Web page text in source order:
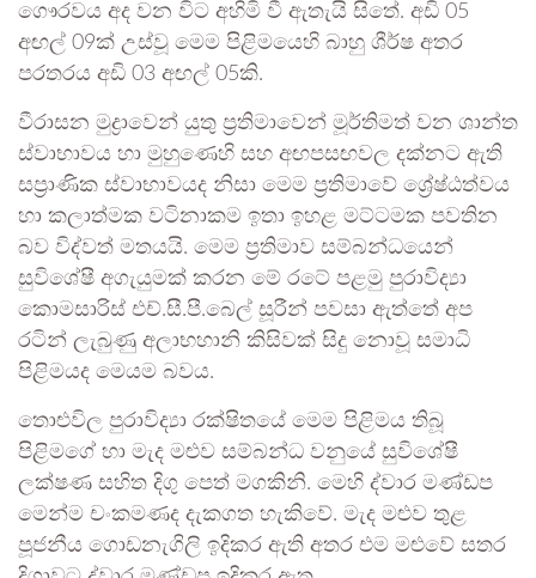
ගෞරවය අද වන විට අහිමි වී ඇතැයි සිතේ. අඩි 05
අඟල් 09ක් උස්වූ මෙම පිළිමයෙහි බාහු ශීර්ෂ අතර
පරතරය අඩි 03 අඟල් 05කි.
වීරාසන මුද්‍රාවෙන් යුතු ප්‍රතිමාවෙන් මූර්තිමත් වන ශාන්ත
ස්වාභාවය හා මුහුණෙහි සහ අඟපසඟවල දක්නට ඇති
සප්‍රාණික ස්වාභාවයද නිසා මෙම ප්‍රතිමාවේ ශ්‍රේෂ්ඨත්වය
හා කලාත්මක වටිනාකම ඉතා ඉහළ මට්ටමක පවතින
බව විද්වත් මතයයි. මෙම ප්‍රතිමාව සම්බන්ධයෙන්
සුවිශේෂී අගැයුමක් කරන මේ රටේ පළමු පුරාවිද්‍යා
කොමසාරිස් එච්.සී.පී.බෙල් සූරීන් පවසා ඇත්තේ අප
රටින් ලැබුණු අලාභහානි කිසිවක් සිදු නොවූ සමාධි
පිළිමයද මෙයම බවය.
තොළුවිල පුරාවිද්‍යා රක්ෂිතයේ මෙම පිළිමය තිබූ
පිළිමගේ හා මැද මළුව සම්බන්ධ වනුයේ සුවිශේෂී
ලක්ෂණ සහිත දිගු පෙත් මගකිනි. මෙහි ද්වාර මණ්ඩප
මෙන්ම චංකමණද දැකගත හැකිවේ. මැද මළුව තුළ
පූජනීය ගොඩනැගිලි ඉදිකර ඇති අතර එම මළුවේ සතර